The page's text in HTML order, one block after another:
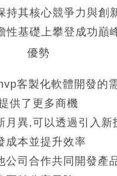
持其核心競爭力與
性基礎上攀登成功巔
優勢
客製化軟體開發的
供了更多商機
月異,可以透過引入新
成本並提升效率
公司合作共同開發產